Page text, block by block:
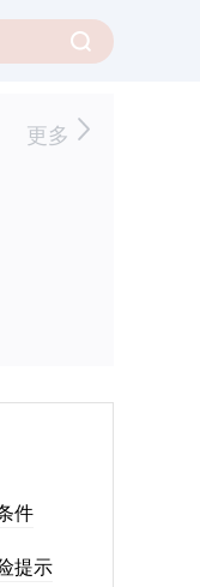
更多
件
提示